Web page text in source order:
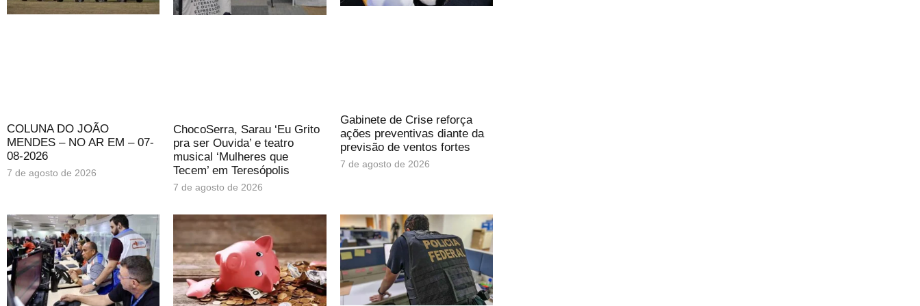
COLUNA DO JOÃO
MENDES – NO AR EM – 07-
08-2026
7 de agosto de 2026
ChocoSerra, Sarau ‘Eu Grito
pra ser Ouvida’ e teatro
musical ‘Mulheres que
Tecem’ em Teresópolis
7 de agosto de 2026
Gabinete de Crise reforça
ações preventivas diante da
previsão de ventos fortes
7 de agosto de 2026